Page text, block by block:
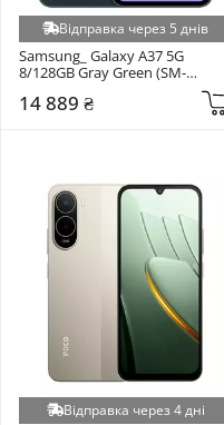
Відправка через 5 днів
Samsung_ Galaxy A37 5G
8/128GB Gray Green (SM-
14 889 ₴
Відправка через 4 дні